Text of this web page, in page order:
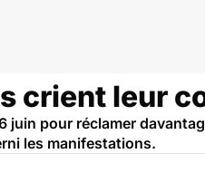
crient leur
juin pour réclamer
les manifestations.